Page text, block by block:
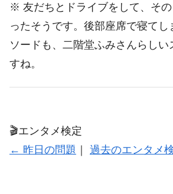
※ 友だちとドライブをして、そ
ったそうです。後部座席で寝て
ソードも、二階堂ふみさんらし
すね。
🎬エンタメ検定
← 昨日の問題
過去のエンタメ